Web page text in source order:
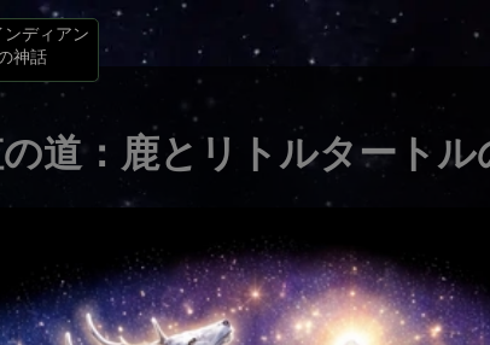
ンディアン
神話
道：鹿とリトルタートル